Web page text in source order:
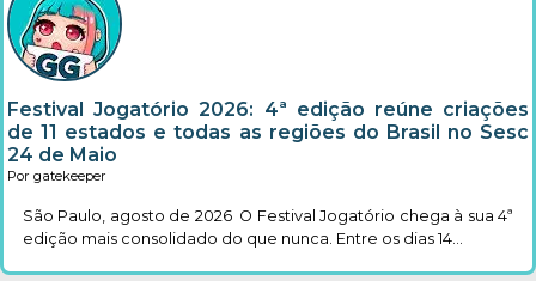
Festival Jogatório 2026: 4ª edição reúne criações
de 11 estados e todas as regiões do Brasil no Sesc
24 de Maio
Por gatekeeper
São Paulo, agosto de 2026 O Festival Jogatório chega à sua 4ª
edição mais consolidado do que nunca. Entre os dias 14...